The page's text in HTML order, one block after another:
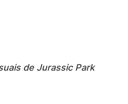
de Jurassic Park